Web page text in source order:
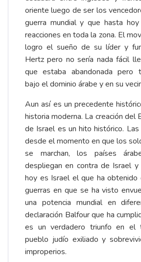
oriente luego de ser los
guerra mundial y que hasta
reacciones en toda la zona. El
logro el sueño de su líder y
Hertz pero no sería nada fácil
que estaba abandonada pero
bajo el dominio árabe y en su
Aun así es un precedente
historia moderna. La creación del
de Israel es un hito histórico. Las
desde el momento en que los
se marchan, los países
despliegan en contra de Israel
hoy es Israel el que ha obtenido
guerras en que se ha visto
una potencia mundial en
declaración Balfour que ha
es un verdadero triunfo en el
pueblo judío exiliado y
improperios.